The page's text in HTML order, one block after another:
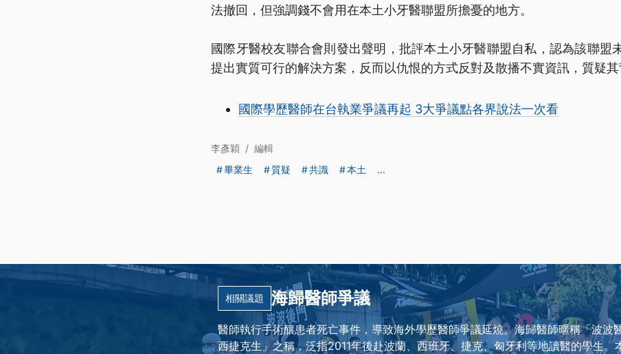
法撤回，但強調錢不會用在本土小牙醫聯盟所擔憂的地方。
國際牙醫校友聯合會則發出聲明，批評本土小牙醫聯盟自私，認為該聯盟
提出實質可行的解決方案，反而以仇恨的方式反對及散播不實資訊，質疑其
國際學歷醫師在台執業爭議再起 3大爭議點各界說法一次看
李彥穎 / 編輯
畢業生
質疑 共識 本土 ...
相關議題 海歸醫師爭議
醫師執行手術釀患者死亡事件，導致海外學歷醫師爭議延燒。海歸醫師暱稱「波波
西捷克生」之稱，泛指2011年後赴波蘭、西班牙、捷克、匈牙利等地讀醫的學生。